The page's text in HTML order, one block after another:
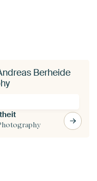
Berheide